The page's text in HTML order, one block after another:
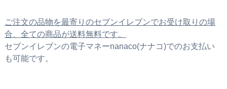
ご注文の品物を最寄りのセブンイレブンでお受け取りの場
合、全ての商品が送料無料です。
セブンイレブンの電子マネーnanaco(ナナコ)でのお支払い
も可能です。